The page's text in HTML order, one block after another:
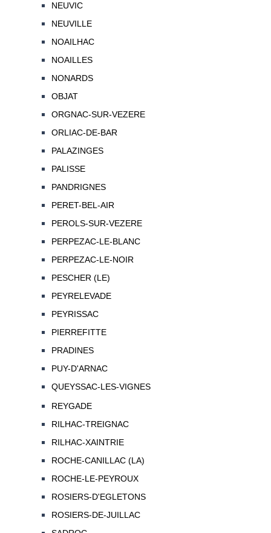
NEUVIC
NEUVILLE
NOAILHAC
NOAILLES
NONARDS
OBJAT
ORGNAC-SUR-VEZERE
ORLIAC-DE-BAR
PALAZINGES
PALISSE
PANDRIGNES
PERET-BEL-AIR
PEROLS-SUR-VEZERE
PERPEZAC-LE-BLANC
PERPEZAC-LE-NOIR
PESCHER (LE)
PEYRELEVADE
PEYRISSAC
PIERREFITTE
PRADINES
PUY-D'ARNAC
QUEYSSAC-LES-VIGNES
REYGADE
RILHAC-TREIGNAC
RILHAC-XAINTRIE
ROCHE-CANILLAC (LA)
ROCHE-LE-PEYROUX
ROSIERS-D'EGLETONS
ROSIERS-DE-JUILLAC